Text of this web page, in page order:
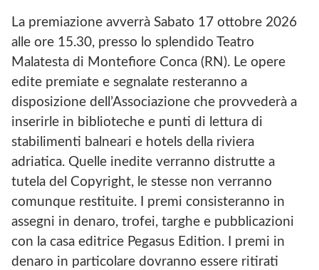
La premiazione avverrà Sabato 17 ottobre 2026
alle ore 15.30, presso lo splendido Teatro
Malatesta di Montefiore Conca (RN). Le opere
edite premiate e segnalate resteranno a
disposizione dell’Associazione che provvederà a
inserirle in biblioteche e punti di lettura di
stabilimenti balneari e hotels della riviera
adriatica. Quelle inedite verranno distrutte a
tutela del Copyright, le stesse non verranno
comunque restituite. I premi consisteranno in
assegni in denaro, trofei, targhe e pubblicazioni
con la casa editrice Pegasus Edition. I premi in
denaro in particolare dovranno essere ritirati